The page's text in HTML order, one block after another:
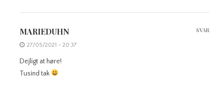
MARIEDUHN
27/05/2021 - 20:37
Dejligt at høre!
Tusind tak
SVAR